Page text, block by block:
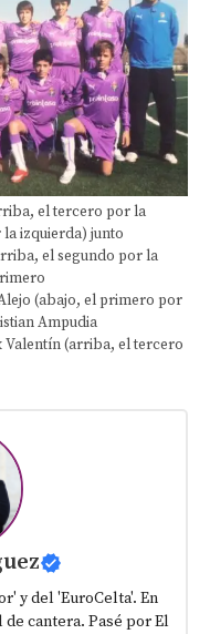
el tercero por la
izquierda) junto
el segundo por la
(abajo, el primero por
Ampudia
Valentín (arriba, el tercero
y del 'EuroCelta'. En
cantera. Pasé por El